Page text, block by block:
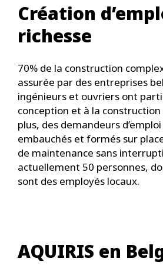
Création
richesse
70% de la construction
assurée par des entreprises
ingénieurs et ouvriers ont
conception et à la
plus, des demandeurs
embauchés et formés sur
de maintenance sans
actuellement 50 personnes,
sont des employés locaux.
AQUIRIS en